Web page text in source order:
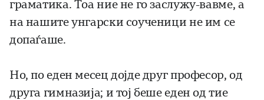
граматика. Тоа ние не го заслужу-вавме, а
на нашите унгарски соученици не им се
допаѓаше.
Но, по еден месец дојде друг професор, од
друга гимназија; и тој беше еден од тие